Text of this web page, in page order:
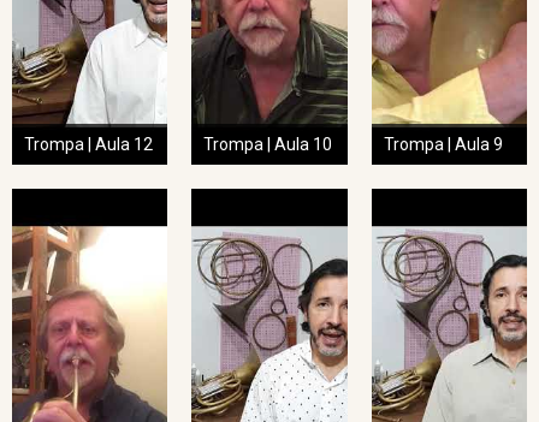
Trompa | Aula 12 Trompa | Aula 10 Trompa | Aula 9